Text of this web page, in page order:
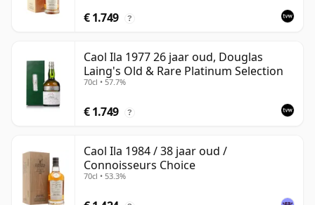
€ 1.749 ?
Caol Ila 1977 26 jaar oud, Douglas
Laing's Old & Rare Platinum Selection
70cl • 57.7%
€ 1.749 ?
Caol Ila 1984 / 38 jaar oud /
Connoisseurs Choice
70cl • 53.3%